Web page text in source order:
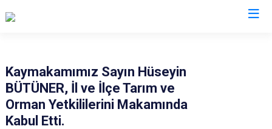
Bahçe
Düziçi
Kaymakamımız Sayın Hüseyin
BÜTÜNER, İl ve İlçe Tarım ve
Orman Yetkililerini Makamında
Kabul Etti.